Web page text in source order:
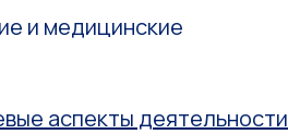
и медицинские
аспекты деятельности